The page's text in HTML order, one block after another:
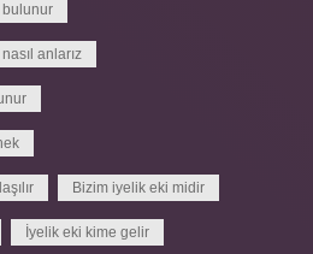
bulunur
anlarız
Bizim iyelik eki midir
İyelik eki kime gelir